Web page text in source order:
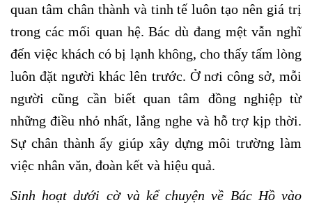
quan tâm chân thành và tinh tế luôn tạo nên giá trị
trong các mối quan hệ. Bác dù đang mệt vẫn nghĩ
đến việc khách có bị lạnh không, cho thấy tấm lòng
luôn đặt người khác lên trước. Ở nơi công sở, mỗi
người cũng cần biết quan tâm đồng nghiệp từ
những điều nhỏ nhất, lắng nghe và hỗ trợ kịp thời.
Sự chân thành ấy giúp xây dựng môi trường làm
việc nhân văn, đoàn kết và hiệu quả.
Sinh hoạt dưới cờ và kể chuyện về Bác Hồ vào